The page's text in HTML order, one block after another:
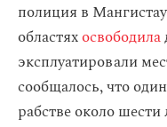
полиция в
областяхосвободила
эксплуатировали
сообщалось, что
рабстве около